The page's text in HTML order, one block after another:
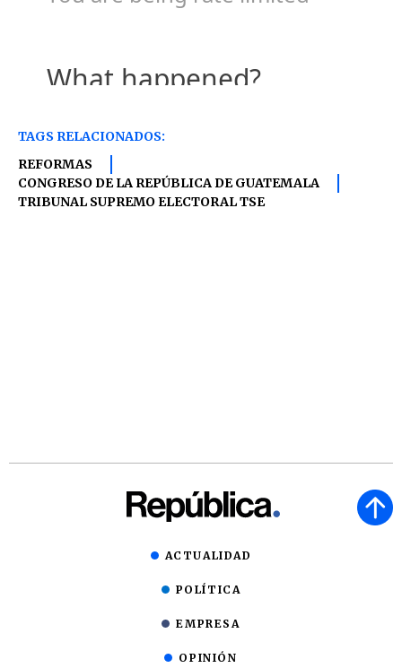
TAGS RELACIONADOS:
REFORMAS
CONGRESO DE LA REPÚBLICA DE GUATEMALA
TRIBUNAL SUPREMO ELECTORAL TSE
ACTUALIDAD
POLÍTICA
EMPRESA
OPINIÓN